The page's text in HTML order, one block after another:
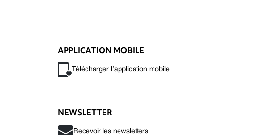
APPLICATION MOBILE
Télécharger l’application mobile
NEWSLETTER
Recevoir les newsletters